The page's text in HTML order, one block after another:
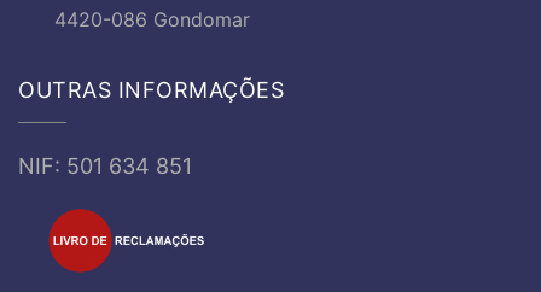
4420-086 Gondomar
OUTRAS INFORMAÇÕES
NIF: 501 634 851